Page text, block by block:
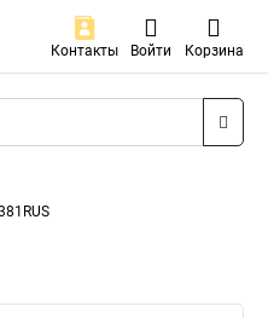
Контакты Войти Корзина